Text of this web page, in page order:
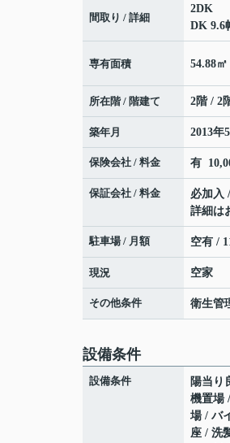
間取り / 詳細
2DK
DK 9.6
専有面積 54.88㎡
所在階 / 階建て 2階 / 2
築年月 2013年
保険会社 / 料金 有
保証会社 / 料金
必加入
詳細は
駐車場 / 月額 空有 /
現況 空家
その他条件 衛生管
設備条件
設備条件
陽当り
機置場
場 / バ
座 / 洗